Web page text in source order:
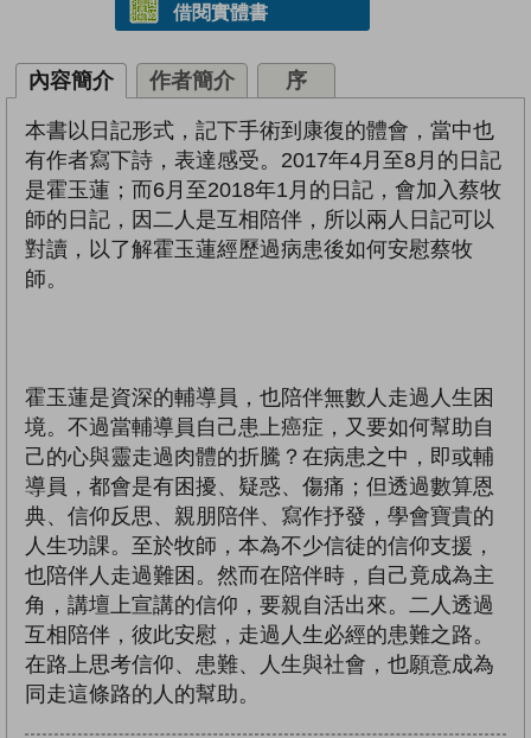
借閱實體書
內容簡介 作者簡介 序
本書以日記形式，記下手術到康復的體會，當中也
有作者寫下詩，表達感受。2017年4月至8月的日記
是霍玉蓮；而6月至2018年1月的日記，會加入蔡牧
師的日記，因二人是互相陪伴，所以兩人日記可以
對讀，以了解霍玉蓮經歷過病患後如何安慰蔡牧
師。
霍玉蓮是資深的輔導員，也陪伴無數人走過人生困
境。不過當輔導員自己患上癌症，又要如何幫助自
己的心與靈走過肉體的折騰？在病患之中，即或輔
導員，都會是有困擾、疑惑、傷痛；但透過數算恩
典、信仰反思、親朋陪伴、寫作抒發，學會寶貴的
人生功課。至於牧師，本為不少信徒的信仰支援，
也陪伴人走過難困。然而在陪伴時，自己竟成為主
角，講壇上宣講的信仰，要親自活出來。二人透過
互相陪伴，彼此安慰，走過人生必經的患難之路。
在路上思考信仰、患難、人生與社會，也願意成為
同走這條路的人的幫助。